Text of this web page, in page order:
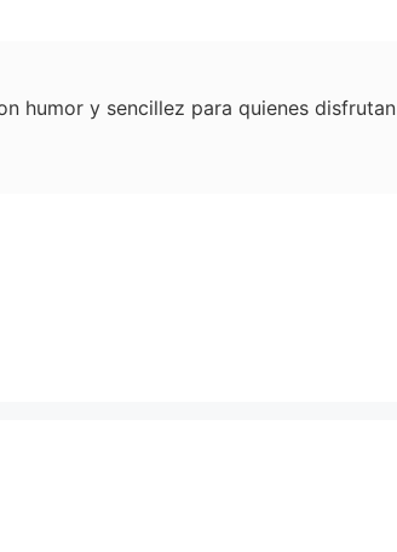
humor y sencillez para quienes disfrutan